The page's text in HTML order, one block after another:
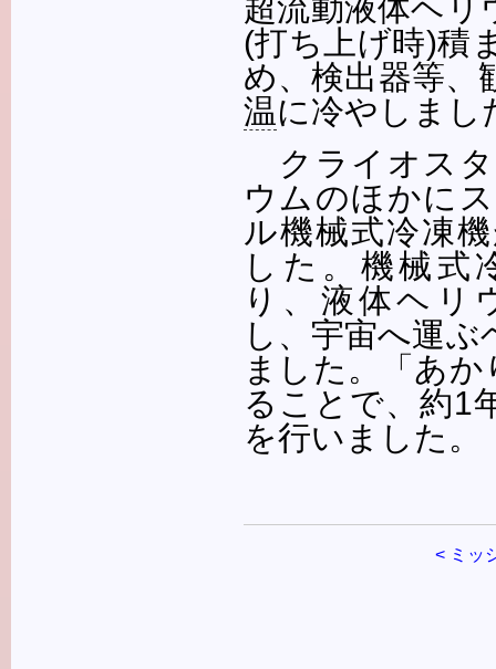
超流動液体ヘ
(打ち上げ時)積
め、検出器等、
温に冷やしまし
クライオス
ウムのほかに
ル機械式冷凍
した。機械式
り、液体ヘリ
し、宇宙へ運
ました。「あ
ることで、約1
を行いました。
< ミッ